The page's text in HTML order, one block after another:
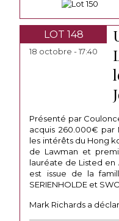
LOT 148
18 octobre - 17:40
Présenté par
acquis 260.000€ par
les intérêts du Hong
de Lawman et
lauréate de Listed en
est issue de la
SERIENHOLDE et
Mark Richards a